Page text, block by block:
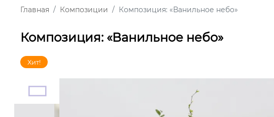
Главная Композиции Композиция: «Ванильное небо»
Композиция: «Ванильное небо»
Хит!